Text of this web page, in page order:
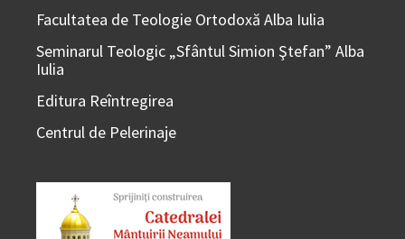
Facultatea de Teologie Ortodoxă Alba Iulia
Seminarul Teologic „Sfântul Simion Ştefan” Alba
Iulia
Editura Reîntregirea
Centrul de Pelerinaje